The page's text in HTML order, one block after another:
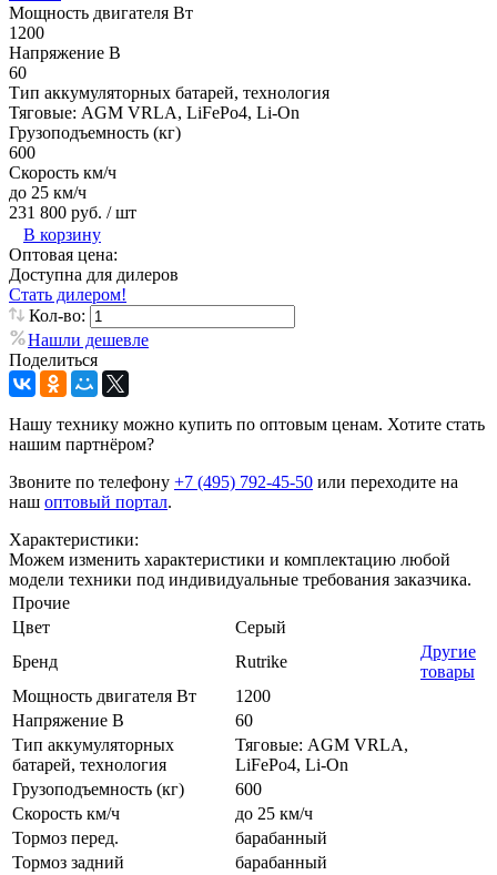
Мощность двигателя Вт
1200
Напряжение В
60
Тип аккумуляторных батарей, технология
Тяговые: AGM VRLA, LiFePo4, Li-On
Грузоподъемность (кг)
600
Скорость км/ч
до 25 км/ч
231 800 руб. / шт
В корзину
Оптовая цена:
Доступна для дилеров
Стать дилером!
Кол-во:
Нашли дешевле
Поделиться
Нашу технику можно купить по оптовым ценам. Хотите стать
нашим партнёром?
Звоните по телефону +7 (495) 792-45-50 или переходите на
наш оптовый портал.
Характеристики:
Можем изменить характеристики и комплектацию любой
модели техники под индивидуальные требования заказчика.
Прочие
Цвет
Серый
Бренд
Rutrike
Другие
товары
Мощность двигателя Вт
1200
Напряжение В
60
Тип аккумуляторных
батарей, технология
Тяговые: AGM VRLA,
LiFePo4, Li-On
Грузоподъемность (кг)
600
Скорость км/ч
до 25 км/ч
Тормоз перед.
барабанный
Тормоз задний
барабанный